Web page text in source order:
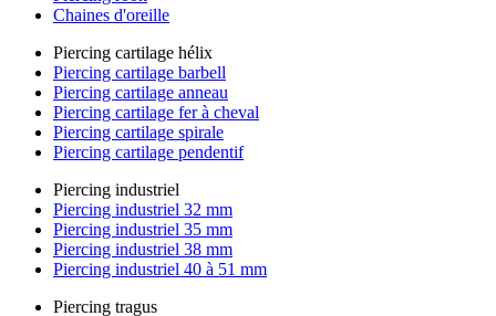
Chaines d'oreille
Piercing cartilage hélix
Piercing cartilage barbell
Piercing cartilage anneau
Piercing cartilage fer à cheval
Piercing cartilage spirale
Piercing cartilage pendentif
Piercing industriel
Piercing industriel 32 mm
Piercing industriel 35 mm
Piercing industriel 38 mm
Piercing industriel 40 à 51 mm
Piercing tragus